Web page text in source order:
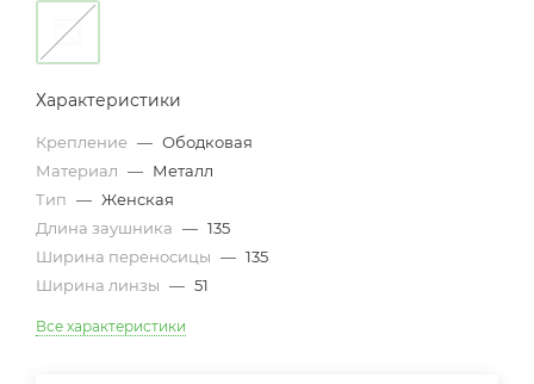
Характеристики
Крепление — Ободковая
Материал — Металл
Тип — Женская
Длина заушника — 135
Ширина переносицы — 135
Ширина линзы — 51
Все характеристики